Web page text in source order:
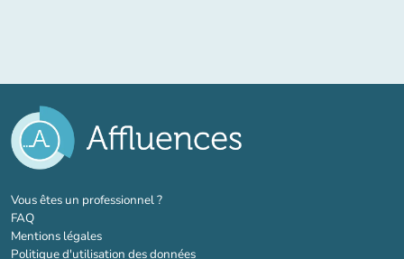
Vous êtes un professionnel ?(nouvel onglet)
FAQ
Mentions légales
Politique d'utilisation des données